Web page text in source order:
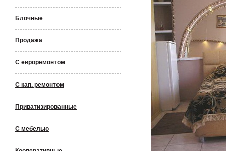
Блочные
Продажа
С евроремонтом
С кап. ремонтом
Приватизированные
С мебелью